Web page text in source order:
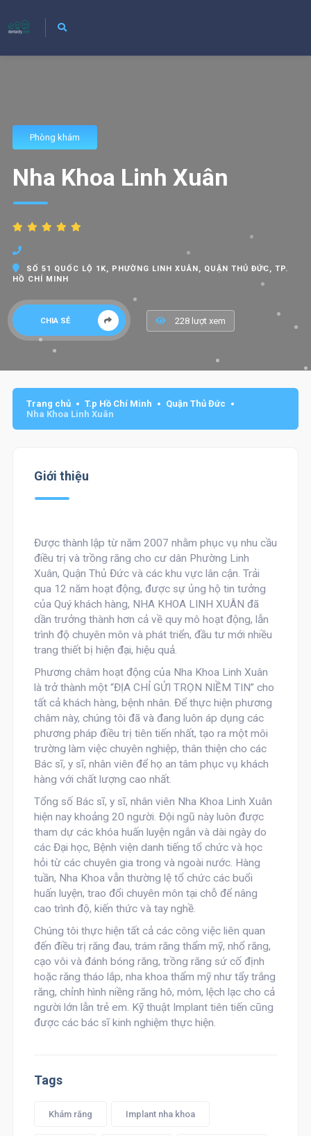
Phòng khám
Nha Khoa Linh Xuân
SỐ 51 QUỐC LỘ 1K, PHƯỜNG LINH XUÂN, QUẬN THỦ ĐỨC, TP.
HỒ CHÍ MINH
CHIA SẺ 228 lượt xem
Trang chủ T.p Hồ Chí Minh
Quận Thủ Đức
Nha Khoa Linh Xuân
Giới thiệu
Được thành lập từ năm 2007 nhằm phục vụ nhu cầu
điều trị và trồng răng cho cư dân Phường Linh
Xuân, Quận Thủ Đức và các khu vực lân cận. Trải
qua 12 năm hoạt động, được sự ủng hộ tin tưởng
của Quý khách hàng, NHA KHOA LINH XUÂN đã
dần trưởng thành hơn cả về quy mô hoạt động, lẫn
trình độ chuyên môn và phát triển, đầu tư mới nhiều
trang thiết bị hiện đại, hiệu quả.
Phương châm hoạt động của Nha Khoa Linh Xuân
là trở thành một “ĐỊA CHỈ GỬI TRỌN NIỀM TIN” cho
tất cả khách hàng, bệnh nhân. Để thực hiện phương
châm này, chúng tôi đã và đang luôn áp dụng các
phương pháp điều trị tiên tiến nhất, tạo ra một môi
trường làm việc chuyên nghiệp, thân thiện cho các
Bác sĩ, y sĩ, nhân viên để họ an tâm phục vụ khách
hàng với chất lượng cao nhất.
Tổng số Bác sĩ, y sĩ, nhân viên Nha Khoa Linh Xuân
hiện nay khoảng 20 người. Đội ngũ này luôn được
tham dự các khóa huấn luyện ngắn và dài ngày do
các Đại học, Bệnh viện danh tiếng tổ chức và học
hỏi từ các chuyên gia trong và ngoài nước. Hàng
tuần, Nha Khoa vẫn thường lệ tổ chức các buổi
huấn luyện, trao đổi chuyên môn tại chỗ để nâng
cao trình độ, kiến thức và tay nghề.
Chúng tôi thực hiện tất cả các công việc liên quan
đến điều trị răng đau, trám răng thẩm mỹ, nhổ răng,
cạo vôi và đánh bóng răng, trồng răng sứ cố định
hoặc răng tháo lắp, nha khoa thẩm mỹ như tẩy trắng
răng, chỉnh hình niềng răng hô, móm, lệch lạc cho cả
người lớn lẫn trẻ em. Kỹ thuật Implant tiên tiến cũng
được các bác sĩ kinh nghiệm thực hiện.
Tags
Khám răng Implant nha khoa